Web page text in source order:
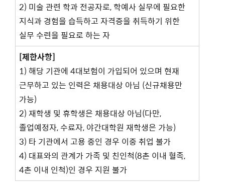
2) 미술 관련 학과 전공자로, 학예사 실무에 필요한
지식과 경험을 습득하고 자격증을 취득하기 위한
실무 수련을 필요로 하는 자
[제한사항]
1) 해당 기관에 4대보험이 가입되어 있으며 현재
근무하고 있는 인력은 채용대상 아님 (신규채용만
가능)
2) 재학생 및 휴학생은 채용대상 아님(다만,
졸업예정자, 수료자, 야간대학원 재학생은 가능)
3) 타 기관에서 고용 중인 경우 이중 취업 불가
4) 대표와의 관계가 가족 및 친인척(8촌 이내 혈족,
4촌 이내 인척)인 경우 지원 불가